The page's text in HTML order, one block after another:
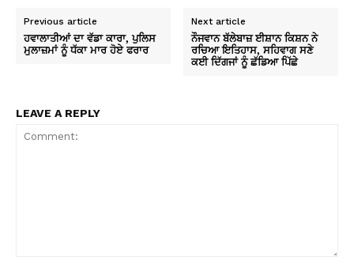
Previous article
ਹਵਾਲਾਤੀਆਂ ਦਾ ਵੱਡਾ ਕਾਰਾ, ਪੁਲਿਸ
ਮੁਲਾਜ਼ਮਾਂ ਨੂੰ ਧੱਕਾ ਮਾਰ ਹੋਏ ਫਰਾਰ
Next article
ਨੌਜਵਾਨ ਬੱਲੇਬਾਜ਼ ਈਸ਼ਾਨ ਕਿਸ਼ਨ ਨੇ
ਰਚਿਆ ਇਤਿਹਾਸ, ਸਹਿਵਾਗ ਸਣੇ
ਕਈ ਦਿੱਗਜਾਂ ਨੂੰ ਛੱਡਿਆ ਪਿੱਛੇ
LEAVE A REPLY